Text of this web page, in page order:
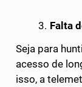
Falta
Seja para
acesso de
isso, a